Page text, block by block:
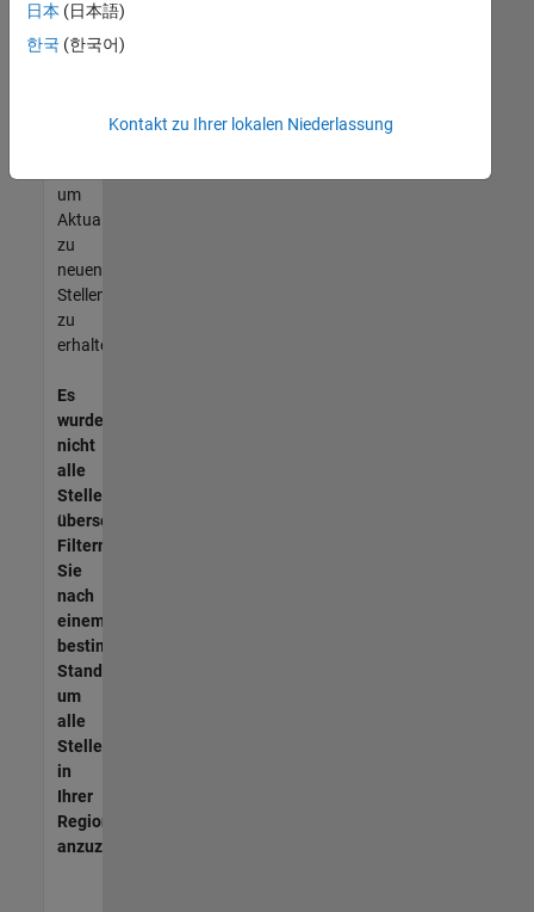
entsprechen,
werden
unseres
um
Aktualisierungen
zu
neuen
Stellenangeboten
zu
erhalten.
Es
wurden
nicht
alle
Stellen
übersetzt.
Filtern
Sie
nach
einem
bestimmten
Standort,
um
alle
Stellenangebote
in
Ihrer
Region
anzuzeigen.
日本 (日本語)
한국 (한국어)
Kontakt zu Ihrer lokalen Niederlassung